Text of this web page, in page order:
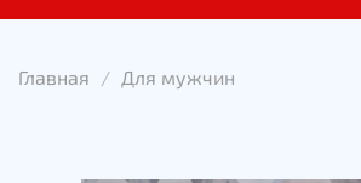
Главная Для мужчин